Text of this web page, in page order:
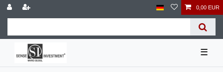
0,00 EUR
☰